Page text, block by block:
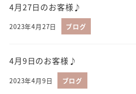
4月27日のお客様♪
2023年4月27日 ブログ
4月9日のお客様♪
2023年4月9日 ブログ